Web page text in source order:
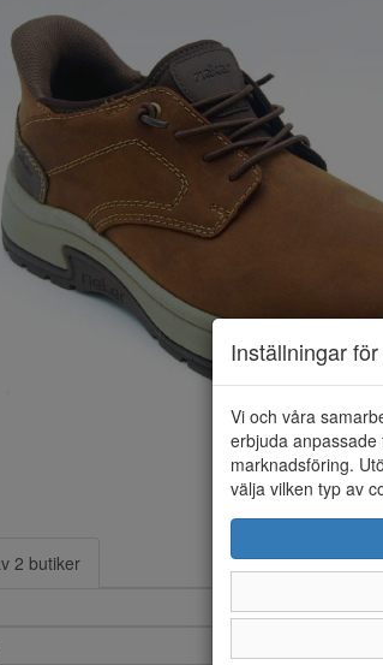
2 butiker
40
Inställningar
Vi och våra
erbjuda
marknadsföring.
välja vilken typ av